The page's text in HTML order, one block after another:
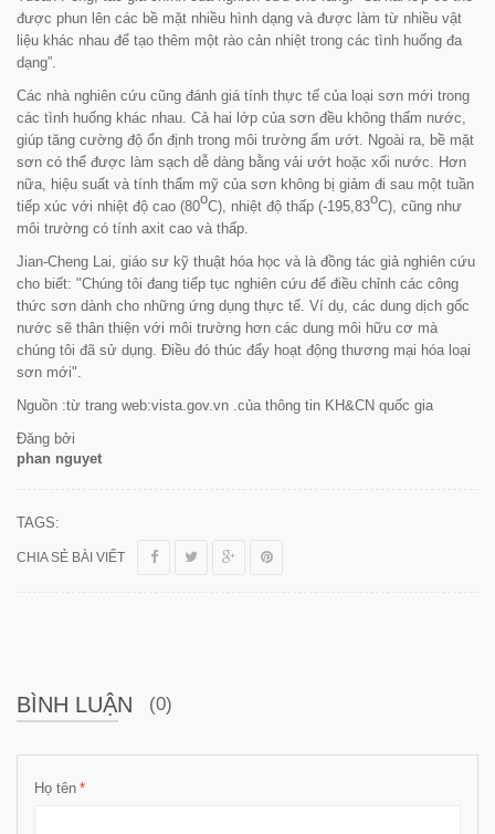
được phun lên các bề mặt nhiều hình dạng và được làm từ nhiều vật
liệu khác nhau để tạo thêm một rào cản nhiệt trong các tình huống đa
dạng”.
Các nhà nghiên cứu cũng đánh giá tính thực tế của loại sơn mới trong
các tình huống khác nhau. Cả hai lớp của sơn đều không thấm nước,
giúp tăng cường độ ổn định trong môi trường ẩm ướt. Ngoài ra, bề mặt
sơn có thể được làm sạch dễ dàng bằng vải ướt hoặc xối nước. Hơn
nữa, hiệu suất và tính thẩm mỹ của sơn không bị giảm đi sau một tuần
tiếp xúc với nhiệt độ cao (80oC), nhiệt độ thấp (-195,83oC), cũng như
môi trường có tính axit cao và thấp.
Jian-Cheng Lai, giáo sư kỹ thuật hóa học và là đồng tác giả nghiên cứu
cho biết: "Chúng tôi đang tiếp tục nghiên cứu để điều chỉnh các công
thức sơn dành cho những ứng dụng thực tế. Ví dụ, các dung dịch gốc
nước sẽ thân thiện với môi trường hơn các dung môi hữu cơ mà
chúng tôi đã sử dụng. Điều đó thúc đẩy hoạt động thương mại hóa loại
sơn mới".
Nguồn :từ trang web:vista.gov.vn .của thông tin KH&CN quốc gia
Đăng bởi
phan nguyet
TAGS:
CHIA SẺ BÀI VIẾT
BÌNH LUẬN (0)
*
Họ tên